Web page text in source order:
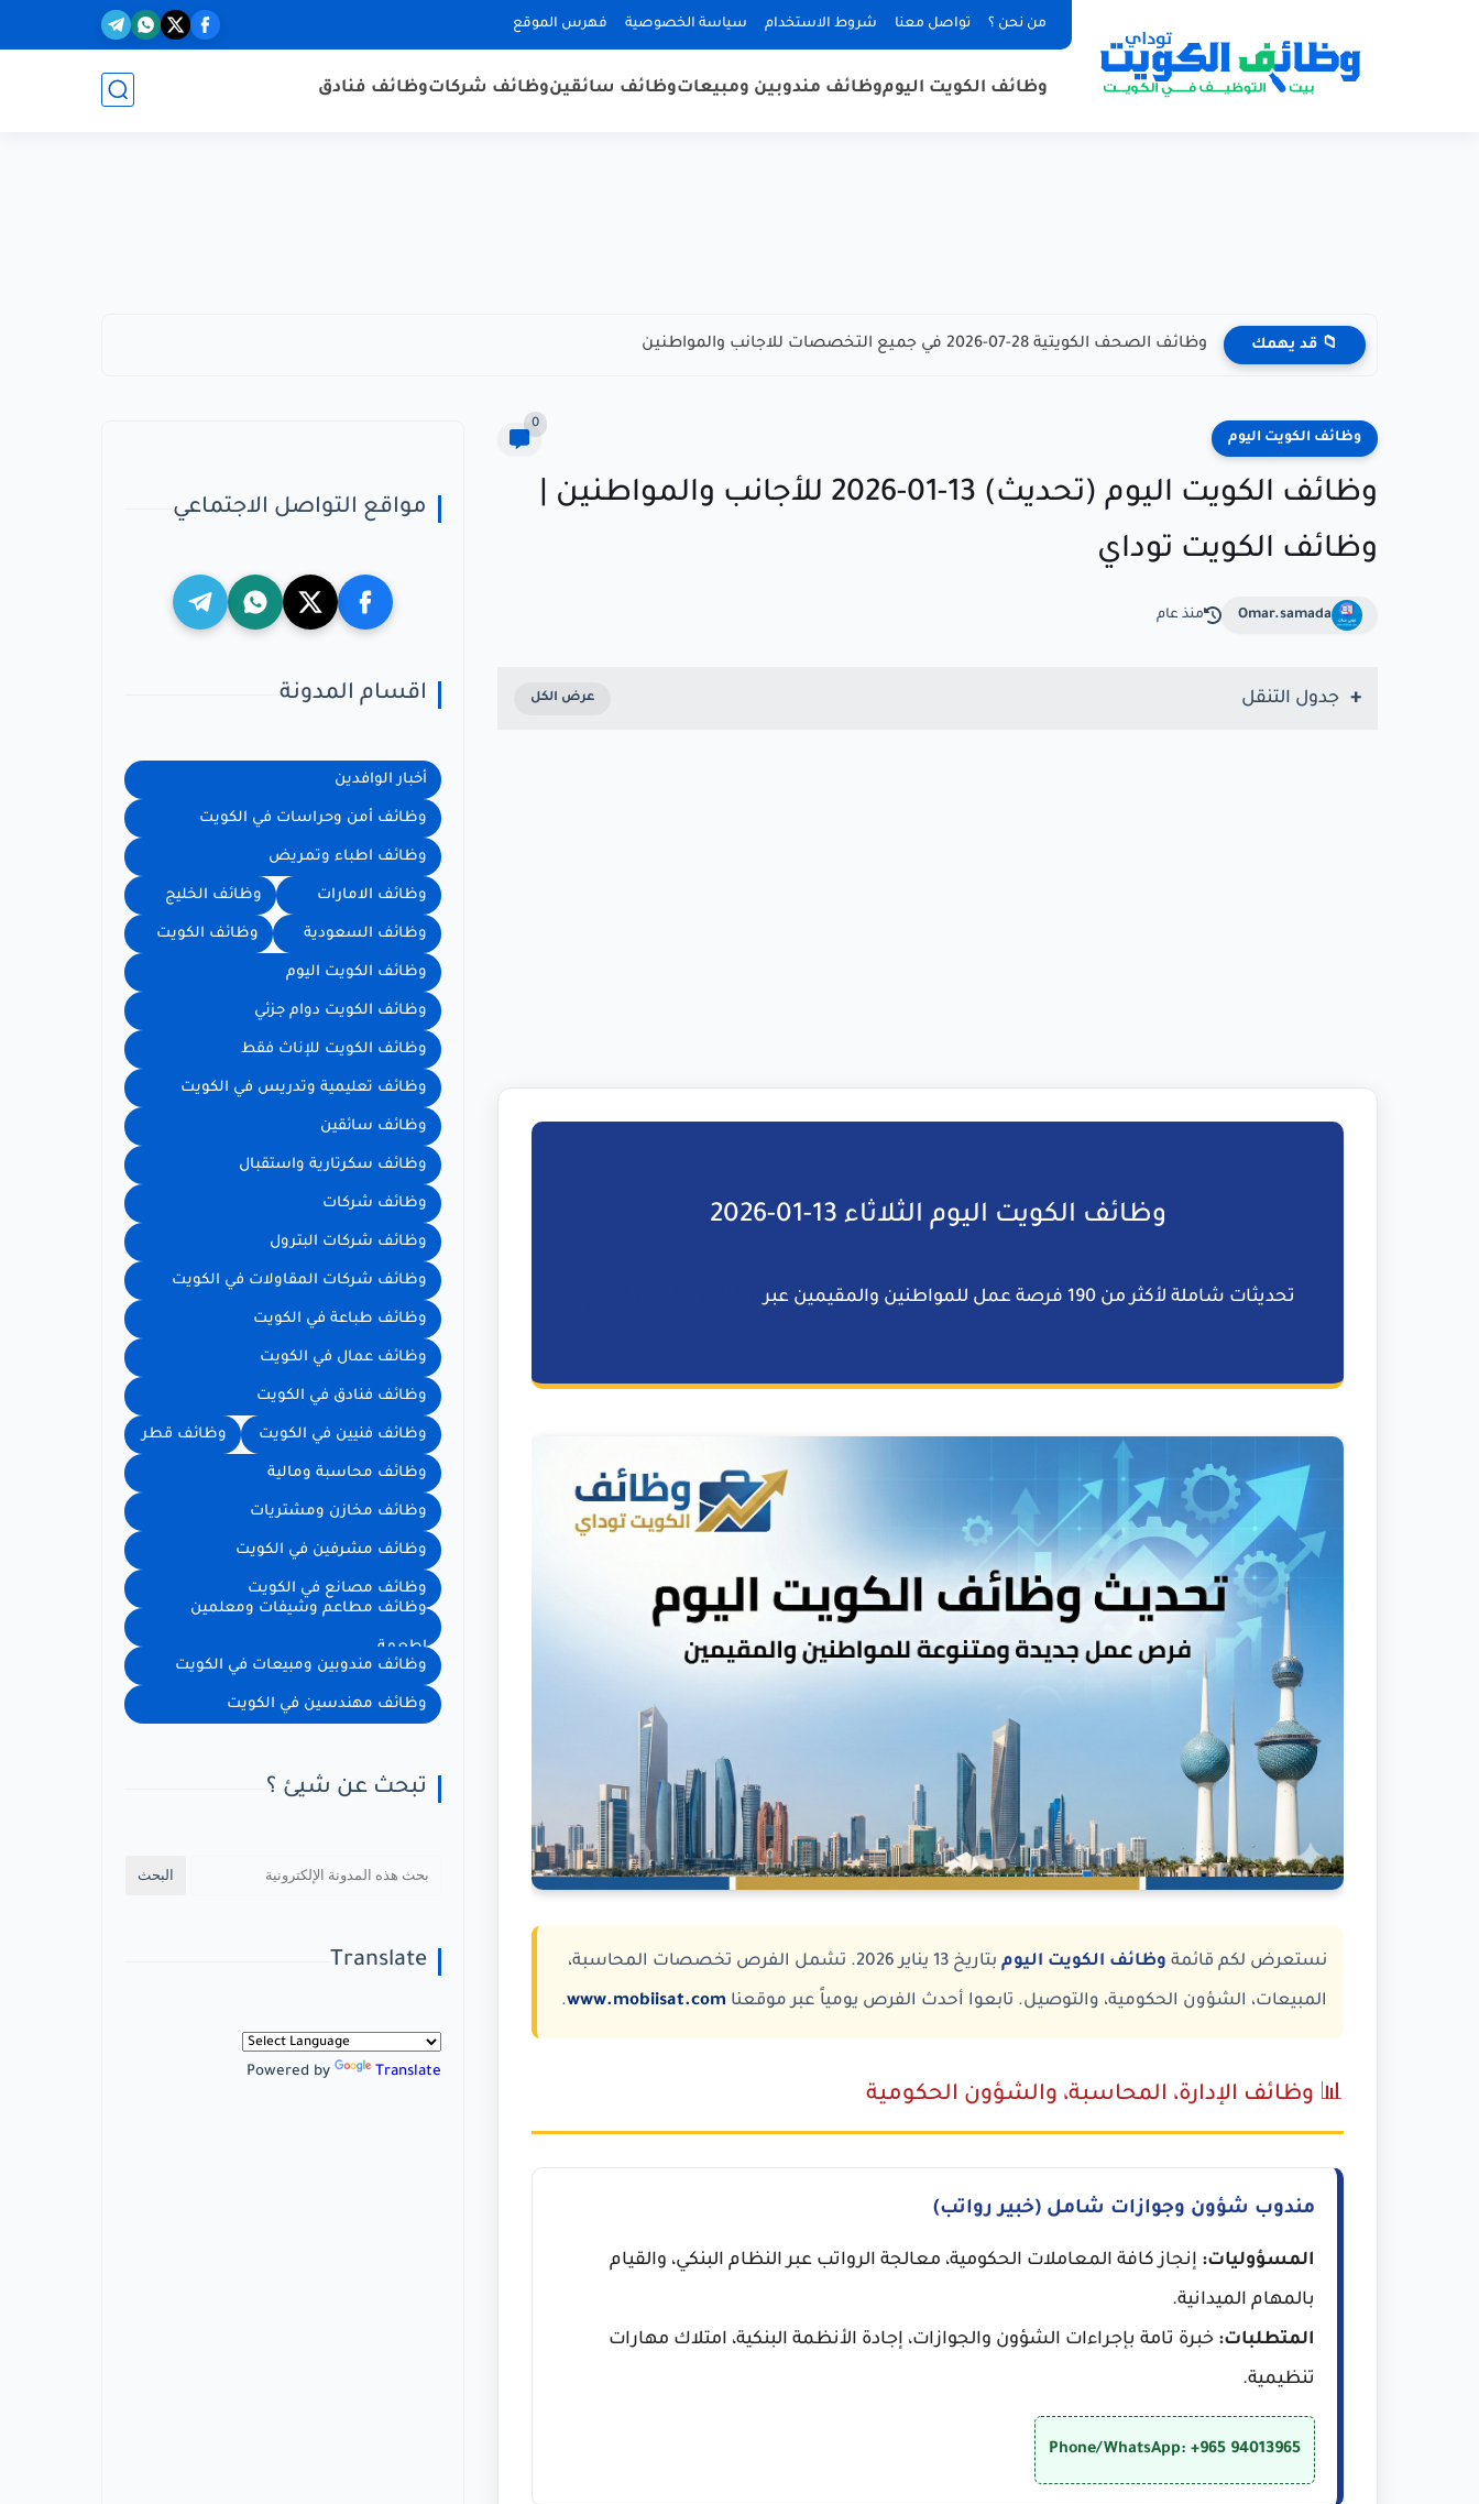
من نحن ؟ تواصل معنا شروط الاستخدام سياسة الخصوصية فهرس الموقع
وظائف الكويت اليوموظائف مندوبين ومبيعاتوظائف سائقينوظائف شركاتوظائف فنادق
📁 قد يهمك وظائف الصحف الكويتية 28-07-2026 في جميع التخصصات للاجانب والمواطنين
وظائف الكويت اليوم
0
وظائف الكويت اليوم (تحديث) 13-01-2026 للأجانب والمواطنين |
وظائف الكويت توداي
Omar.samada منذ عام
جدول التنقل
وظائف الكويت اليوم الثلاثاء 13-01-2026
تحديثات شاملة لأكثر من 190 فرصة عمل للمواطنين والمقيمين عبر
نستعرض لكم قائمة وظائف الكويت اليوم بتاريخ 13 يناير 2026. تشمل الفرص تخصصات المحاسبة،
المبيعات، الشؤون الحكومية، والتوصيل. تابعوا أحدث الفرص يومياً عبر موقعنا www.mobiisat.com
.
📊 وظائف الإدارة، المحاسبة، والشؤون الحكومية
مندوب شؤون وجوازات شامل (خبير رواتب)
المسؤوليات: إنجاز كافة المعاملات الحكومية، معالجة الرواتب عبر النظام البنكي، والقيام
بالمهام الميدانية.
المتطلبات: خبرة تامة بإجراءات الشؤون والجوازات، إجادة الأنظمة البنكية، امتلاك مهارات
تنظيمية.
Phone/WhatsApp: +965 94013965
مواقع التواصل الاجتماعي
اقسام المدونة
أخبار الوافدين
وظائف أمن وحراسات في الكويت
وظائف اطباء وتمريض
وظائف الامارات وظائف الخليج
وظائف السعودية وظائف الكويت
وظائف الكويت اليوم
وظائف الكويت دوام جزئي
وظائف الكويت للإناث فقط
وظائف تعليمية وتدريس في الكويت
وظائف سائقين
وظائف سكرتارية واستقبال
وظائف شركات
وظائف شركات البترول
وظائف شركات المقاولات في الكويت
وظائف طباعة في الكويت
وظائف عمال في الكويت
وظائف فنادق في الكويت
وظائف فنيين في الكويت وظائف قطر
وظائف محاسبة ومالية
وظائف مخازن ومشتريات
وظائف مشرفين في الكويت
وظائف مصانع في الكويت
وظائف مطاعم وشيفات ومعلمين
اطعمة
وظائف مندوبين ومبيعات في الكويت
وظائف مهندسين في الكويت
تبحث عن شيئ ؟
Translate
Powered by Translate